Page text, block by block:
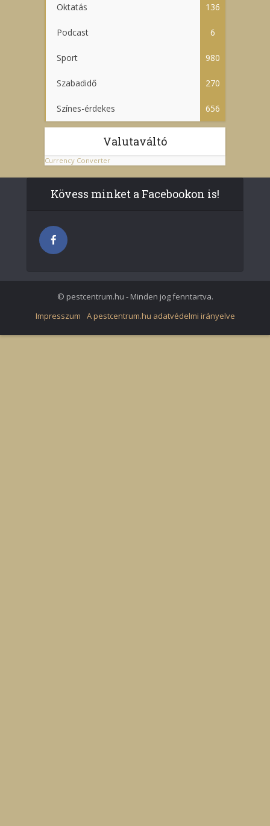
Oktatás 136
Podcast 6
Sport 980
Szabadidő 270
Színes-érdekes 656
Valutaváltó
Currency Converter
Kövess minket a Facebookon is!
© pestcentrum.hu - Minden jog fenntartva.
Impresszum
A pestcentrum.hu adatvédelmi irányelve